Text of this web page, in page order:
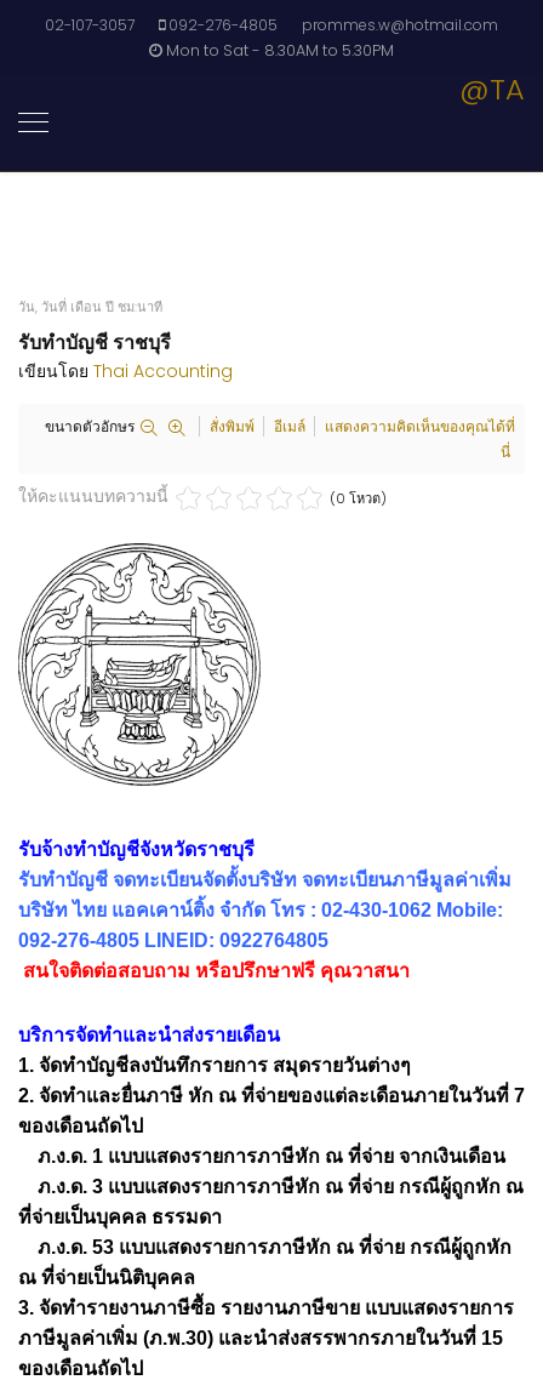
02-107-3057 092-276-4805
prommes.w@hotmail.com
Mon to Sat - 8.30AM to 5.30PM
@TA
วัน, วันที่ เดือน ปี ชม:นาที
รับทำบัญชี ราชบุรี
เขียนโดย Thai Accounting
ขนาดตัวอักษร สั่งพิมพ์ อีเมล์
แสดงความคิดเห็นของคุณได้ที่
นี่
ให้คะแนนบทความนี้ (0 โหวต)
รับจ้างทำบัญชีจังหวัดราชบุรี
รับทำบัญชี จดทะเบียนจัดตั้งบริษัท จดทะเบียนภาษีมูลค่าเพิ่ม
บริษัท ไทย แอคเคาน์ติ้ง จำกัด โทร : 02-430-1062 Mobile:
092-276-4805 LINEID: 0922764805
สนใจติดต่อสอบถาม หรือปรึกษาฟรี คุณวาสนา
บริการจัดทำและนำส่งรายเดือน
1. จัดทำบัญชีลงบันทึกรายการ สมุดรายวันต่างๆ
2. จัดทำและยื่นภาษี หัก ณ ที่จ่ายของแต่ละเดือนภายในวันที่ 7
ของเดือนถัดไป
ภ.ง.ด. 1 แบบแสดงรายการภาษีหัก ณ ที่จ่าย จากเงินเดือน
ภ.ง.ด. 3 แบบแสดงรายการภาษีหัก ณ ที่จ่าย กรณีผู้ถูกหัก ณ
ที่จ่ายเป็นบุคคล ธรรมดา
ภ.ง.ด. 53 แบบแสดงรายการภาษีหัก ณ ที่จ่าย กรณีผู้ถูกหัก
ณ ที่จ่ายเป็นนิติบุคคล
3. จัดทำรายงานภาษีซื้อ รายงานภาษีขาย แบบแสดงรายการ
ภาษีมูลค่าเพิ่ม (ภ.พ.30) และนำส่งสรรพากรภายในวันที่ 15
ของเดือนถัดไป